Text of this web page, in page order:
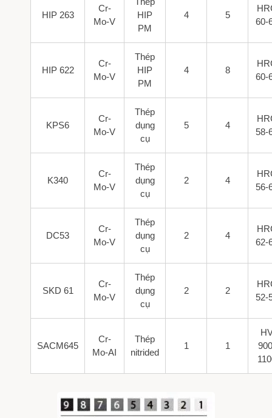
HIP 263
Cr-
Mo-V
HIP
PM
4 5
60-
HIP 622
Cr-
Mo-V
Thép
HIP
PM
4 8
60-
KPS6
Cr-
Mo-V
Thép
dụng
cụ
5 4
58-
K340
Cr-
Mo-V
Thép
dụng
cụ
2 4
56-
DC53
Cr-
Mo-V
Thép
dụng
cụ
2 4
62-
SKD 61
Cr-
Mo-V
Thép
dụng
cụ
2 2
52-
SACM645
Cr-
Mo-AI
Thép
nitrided
1 1